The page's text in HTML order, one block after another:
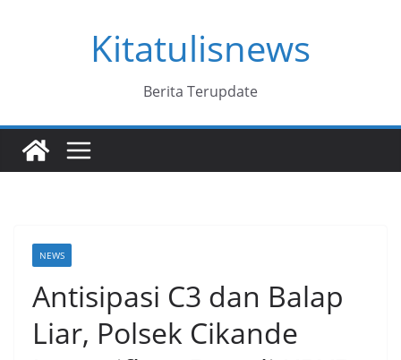
Kitatulisnews
Berita Terupdate
NEWS
Antisipasi C3 dan Balap
Liar, Polsek Cikande